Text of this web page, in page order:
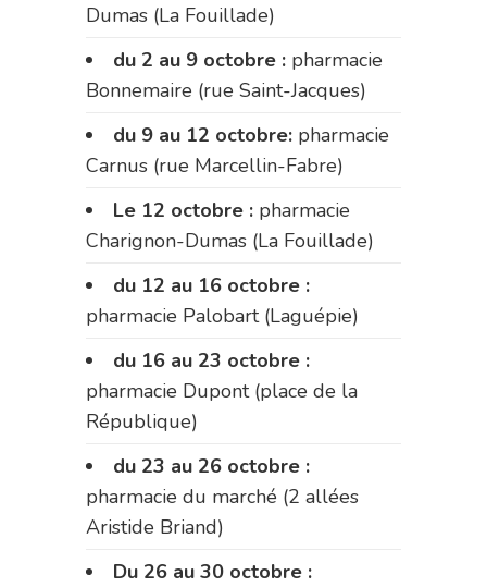
Dumas (La Fouillade)
du 2 au 9 octobre : pharmacie
Bonnemaire (rue Saint-Jacques)
du 9 au 12 octobre: pharmacie
Carnus (rue Marcellin-Fabre)
Le 12 octobre : pharmacie
Charignon-Dumas (La Fouillade)
du 12 au 16 octobre :
pharmacie Palobart (Laguépie)
du 16 au 23 octobre :
pharmacie Dupont (place de la
République)
du 23 au 26 octobre :
pharmacie du marché (2 allées
Aristide Briand)
Du 26 au 30 octobre :